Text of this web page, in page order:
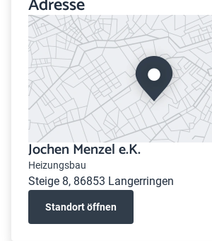
Jochen Menzel e.K.
Heizungsbau
Steige 8, 86853 Langerringen
Standort öffnen